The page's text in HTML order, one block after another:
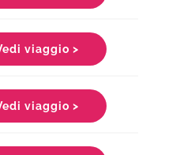
viaggio >
viaggio >